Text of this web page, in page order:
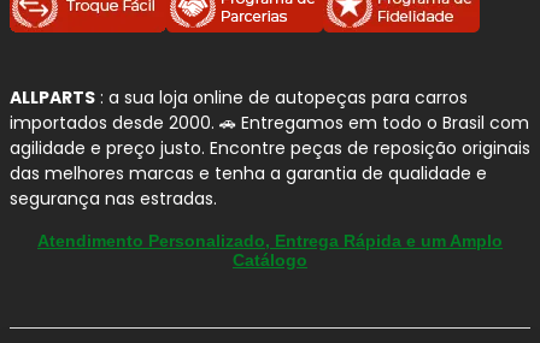
ALLPARTS : a sua loja online de autopeças para carros
importados desde 2000. 🚗 Entregamos em todo o Brasil com
agilidade e preço justo. Encontre peças de reposição originais
das melhores marcas e tenha a garantia de qualidade e
segurança nas estradas.
Atendimento Personalizado, Entrega Rápida e um Amplo
Catálogo